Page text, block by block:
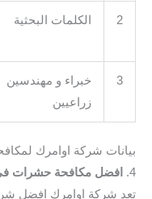
2 الكلمات البحثية
3
خبراء و مهندسين
زراعيين
بيانات شركة اوامرك
4.
افضل مكافحة حشرات
تعد شركة اوامرك افضل